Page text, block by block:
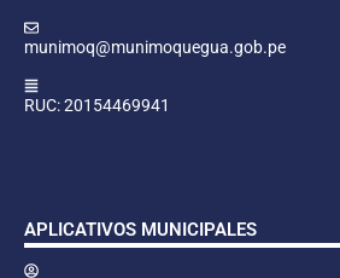
munimoq@munimoquegua.gob.pe
RUC: 20154469941
APLICATIVOS MUNICIPALES